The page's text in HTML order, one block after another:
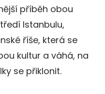
příběh obou
Istanbulu,
říše, která se
kultur a váhá, na
se přiklonit.